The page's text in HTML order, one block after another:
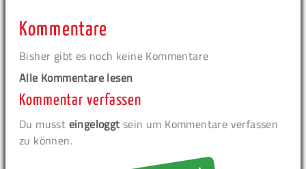
Kommentare
Bisher gibt es noch keine Kommentare
Alle Kommentare lesen
Kommentar verfassen
Du musst eingeloggt sein um Kommentare verfassen
zu können.